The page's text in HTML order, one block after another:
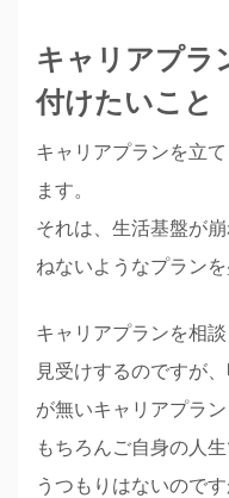
キャリアプラ
付けたいこと
キャリアプランを立
ます。
それは、生活基盤が
ねないようなプラン
キャリアプランを相
見受けするのですが
が無いキャリアプラ
もちろんご自身の人
うつもりはないので